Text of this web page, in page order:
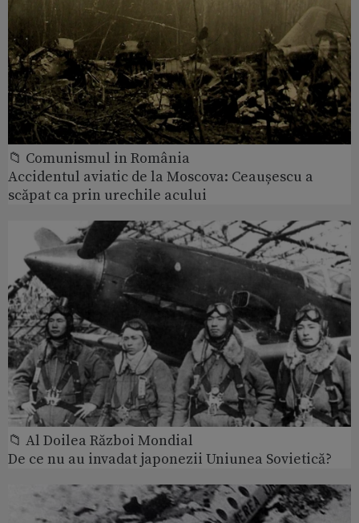
📁 Comunismul in România
Accidentul aviatic de la Moscova: Ceaușescu a
scăpat ca prin urechile acului
📁 Al Doilea Război Mondial
De ce nu au invadat japonezii Uniunea Sovietică?